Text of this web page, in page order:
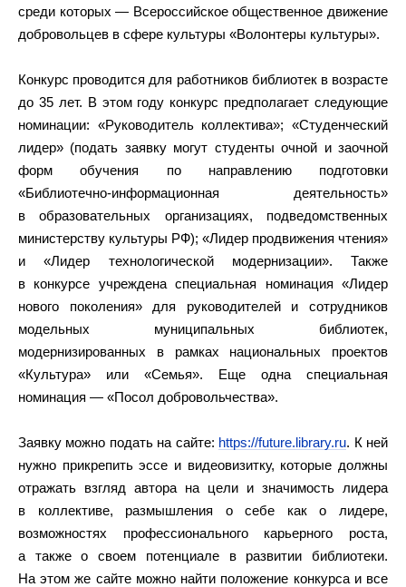
среди которых — Всероссийское общественное движение
добровольцев в сфере культуры «Волонтеры культуры».
Конкурс проводится для работников библиотек в возрасте
до 35 лет. В этом году конкурс предполагает следующие
номинации: «Руководитель коллектива»; «Студенческий
лидер» (подать заявку могут студенты очной и заочной
форм обучения по направлению подготовки
«Библиотечно-информационная деятельность»
в образовательных организациях, подведомственных
министерству культуры РФ); «Лидер продвижения чтения»
и «Лидер технологической модернизации». Также
в конкурсе учреждена специальная номинация «Лидер
нового поколения» для руководителей и сотрудников
модельных муниципальных библиотек,
модернизированных в рамках национальных проектов
«Культура» или «Семья». Еще одна специальная
номинация — «Посол добровольчества».
Заявку можно подать на сайте: https://future.library.ru. К ней
нужно прикрепить эссе и видеовизитку, которые должны
отражать взгляд автора на цели и значимость лидера
в коллективе, размышления о себе как о лидере,
возможностях профессионального карьерного роста,
а также о своем потенциале в развитии библиотеки.
На этом же сайте можно найти положение конкурса и все